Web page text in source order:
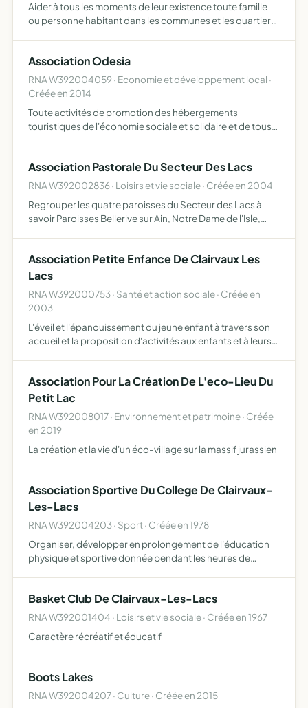
Aider à tous les moments de leur existence toute famille
ou personne habitant dans les communes et les quartiers
Association Odesia
RNA W392004059 · Economie et développement local ·
Créée en 2014
Toute activités de promotion des hébergements
touristiques de l'économie sociale et solidaire et de tous
Association Pastorale Du Secteur Des Lacs
RNA W392002836 · Loisirs et vie sociale · Créée en 2004
Regrouper les quatre paroisses du Secteur des Lacs à
savoir Paroisses Bellerive sur Ain, Notre Dame de l'Isle,
Association Petite Enfance De Clairvaux Les
Lacs
RNA W392000753 · Santé et action sociale · Créée en
2003
L'éveil et l'épanouissement du jeune enfant à travers son
accueil et la proposition d'activités aux enfants et à leurs
Association Pour La Création De L'eco-Lieu Du
Petit Lac
RNA W392008017 · Environnement et patrimoine · Créée
en 2019
La création et la vie d'un éco-village sur la massif jurassien
Association Sportive Du College De Clairvaux-
Les-Lacs
RNA W392004203 · Sport · Créée en 1978
Organiser, développer en prolongement de l'éducation
physique et sportive donnée pendant les heures de
Basket Club De Clairvaux-Les-Lacs
RNA W392001404 · Loisirs et vie sociale · Créée en 1967
Caractère récréatif et éducatif
Boots Lakes
RNA W392004207 · Culture · Créée en 2015